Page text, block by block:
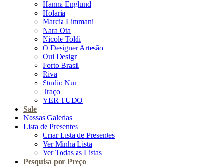
Hanna Englund
Holaria
Marcia Limmani
Nara Ota
Nicole Toldi
O Designer Artesão
Oui Design
Porto Brasil
Riva
Studio Nun
Traço
VER TUDO
Sale
Nossas Galerias
Lista de Presentes
Criar Lista de Presentes
Ver Minha Lista
Ver Todas as Listas
Pesquisa por Preço